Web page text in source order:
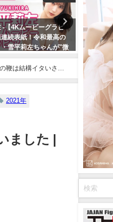
-【4Kムービーグラビ
続表紙！令和最高の
雪平莉左ちゃんが"微
タイで魅せる女神の微
ラフルでビビッドな水
高画質で没入密着！
ジャンTV【集英社ヤ
櫻井音乃
乃】21
ナな挑
年12月20
Channel
ーイ公
12/20/
鞭は結構イタいさん
2021年
ました |